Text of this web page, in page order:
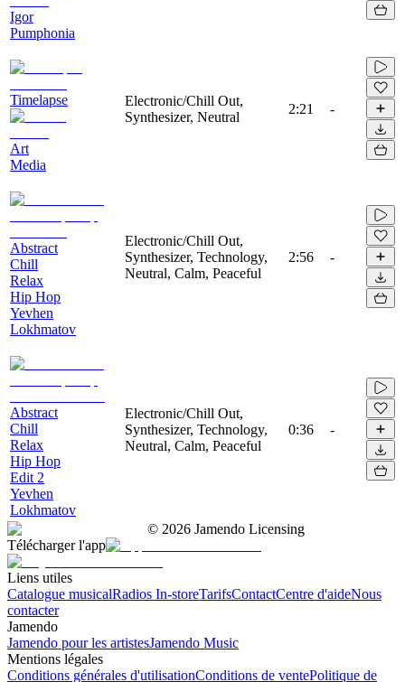
Igor
Pumphonia
Timelapse
Art
Media
Electronic/Chill Out,
Synthesizer, Neutral
2:21 -
Abstract
Chill
Relax
Hip Hop
Yevhen
Lokhmatov
Electronic/Chill Out,
Synthesizer, Technology,
Neutral, Calm, Peaceful
2:56 -
Abstract
Chill
Relax
Hip Hop
Edit 2
Yevhen
Lokhmatov
Electronic/Chill Out,
Synthesizer, Technology,
Neutral, Calm, Peaceful
0:36 -
© 2026 Jamendo Licensing
Télécharger l'app
Liens utiles
Catalogue musicalRadios In-storeTarifsContactCentre d'aideNous
contacter
Jamendo
Jamendo pour les artistesJamendo Music
Mentions légales
Conditions générales d'utilisationConditions de ventePolitique de